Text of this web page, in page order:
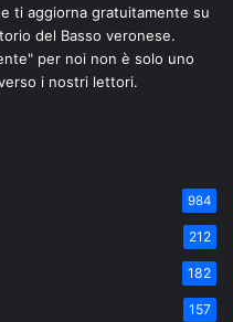
ti aggiorna gratuitamente su
del Basso veronese.
per noi non è solo uno
i nostri lettori.
984
212
182
157